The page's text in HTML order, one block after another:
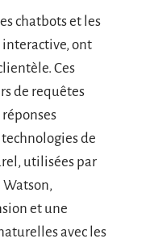
chatbots et les
interactive, ont
Ces
de requêtes
de
utilisées par
Watson,
et une
avec les